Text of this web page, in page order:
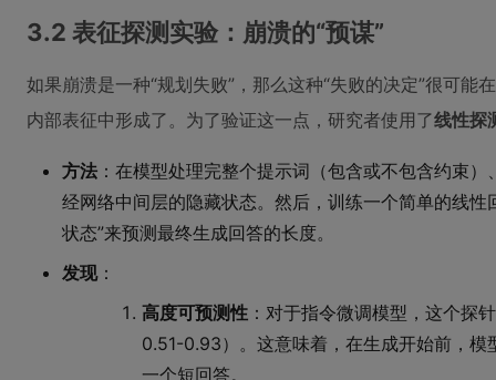
3.2 表征探测实验：崩溃的“预谋”
如果崩溃是一种“规划失败”，那么这种“失败的决定”很可能
内部表征中形成了。为了验证这一点，研究者使用了线性探
方法 ：在模型处理完整个提示词（包含或不包含约束
经网络中间层的隐藏状态。然后，训练一个简单的线
状态”来预测最终生成回答的长度。
发现：
高度可预测性 ：对于指令微调模型，这个探
0.51-0.93）。这意味着，在生成开始前，模
一个短回答。